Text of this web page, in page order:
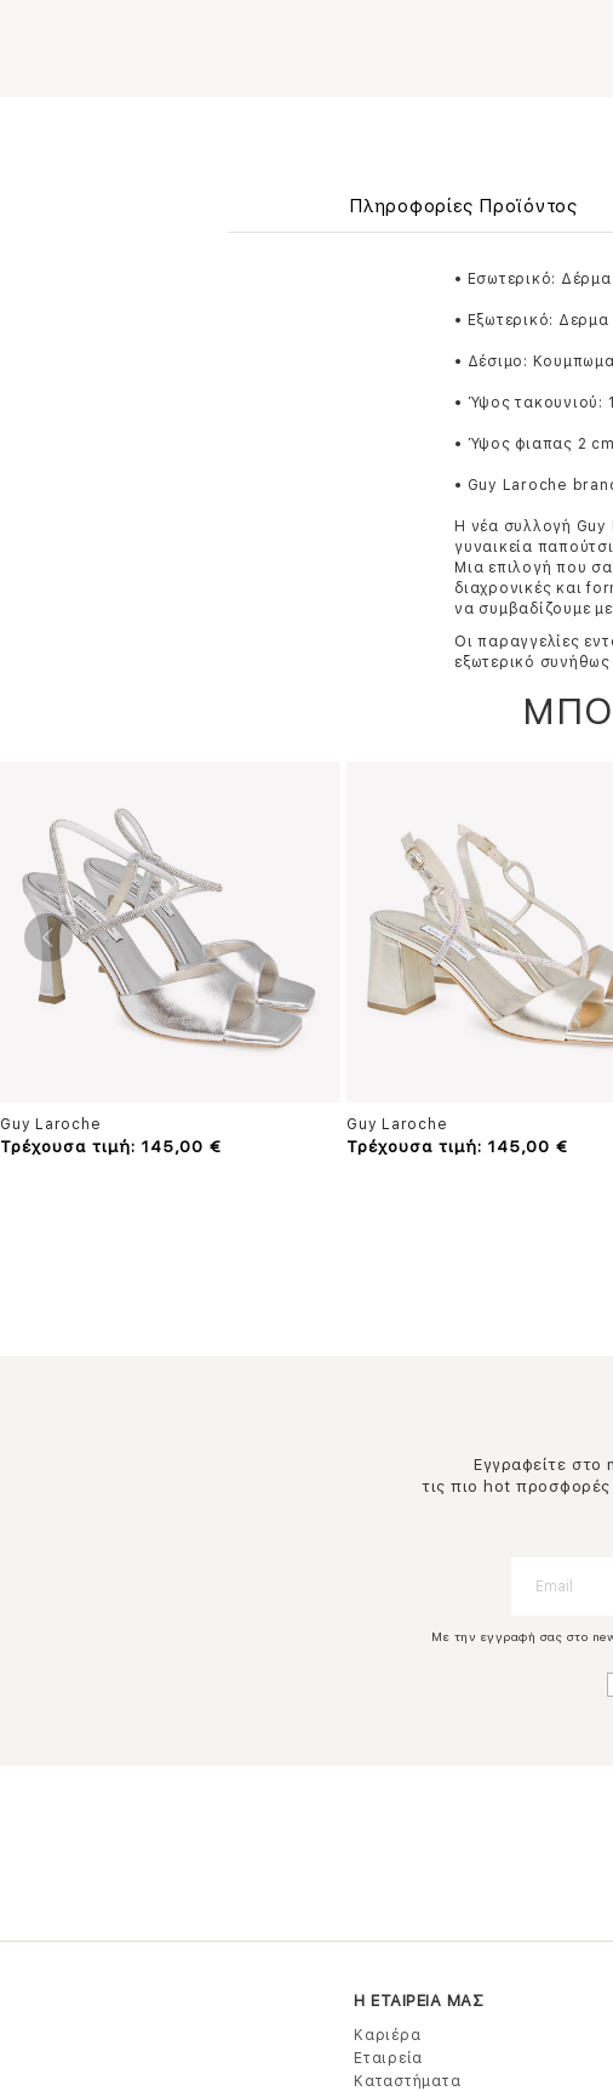
Πληροφορίες Προϊόντος
• Εσωτερικό: Δέρμα
• Εξωτερικό: Δερμα
• Δέσιμο: Κουμπωμα
• Ύψος τακουνιού:
• Ύψος φιαπας 2 cm
• Guy Laroche
Η νέα συλλογή Guy
γυναικεία
Μια επιλογή που
διαχρονικές και
να συμβαδίζουμε
Οι παραγγελίες
εξωτερικό
Guy Laroche
Τρέχουσα τιμή: 145,00 €
Guy Laroche
Τρέχουσα τιμή: 145,00 €
Εγγραφείτε στο
τις πιο hot
Με την εγγραφή σας στο
Η ΕΤΑΙΡΕΙΑ ΜΑΣ
Καριέρα
Εταιρεία
Καταστήματα